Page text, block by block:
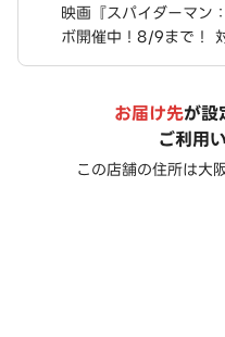
映画『スパイダーマン
ボ開催中！8/9まで！
ステッカーが当たる！
お届け先が設
ご利用
この店舗の住所は大